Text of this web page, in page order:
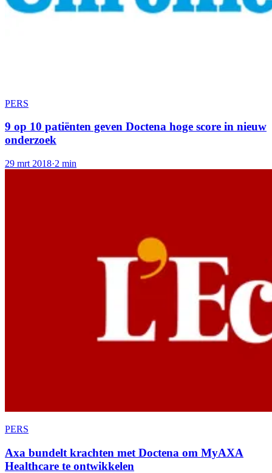
PERS
9 op 10 patiënten geven Doctena hoge score in nieuw
onderzoek
29 mrt 2018·2 min
PERS
Axa bundelt krachten met Doctena om MyAXA
Healthcare te ontwikkelen